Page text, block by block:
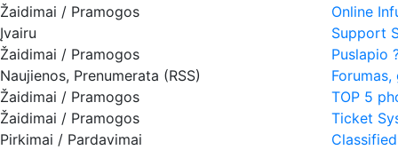
Žaidimai / Pramogos
Online
Įvairu
Support
Žaidimai / Pramogos
Puslapio
Naujienos, Prenumerata (RSS)
Žaidimai / Pramogos
TOP 5
Žaidimai / Pramogos
Ticket
Pirkimai / Pardavimai